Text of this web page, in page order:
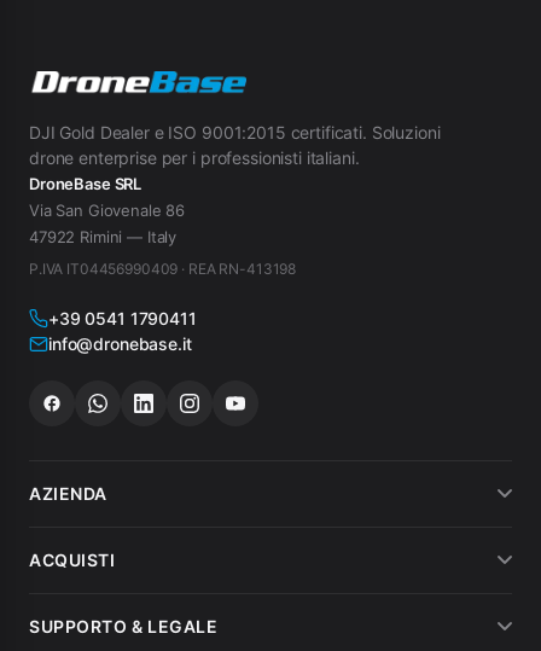
DJI Gold Dealer e ISO 9001:2015 certificati. Soluzioni
drone enterprise per i professionisti italiani.
DroneBase SRL
Via San Giovenale 86
47922 Rimini — Italy
P.IVA IT04456990409 · REA RN-413198
+39 0541 1790411
info@dronebase.it
AZIENDA
Chi siamo
Noleggio
ACQUISTI
Metodi di pagamento
SUPPORTO & LEGALE